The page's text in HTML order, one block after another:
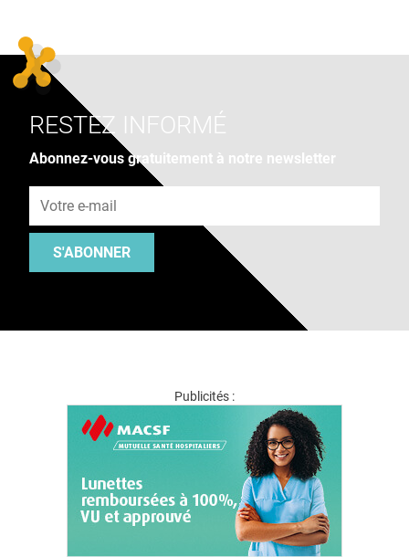
RESTEZ INFORMÉ
Abonnez-vous gratuitement à notre newsletter
S'ABONNER
Publicités :